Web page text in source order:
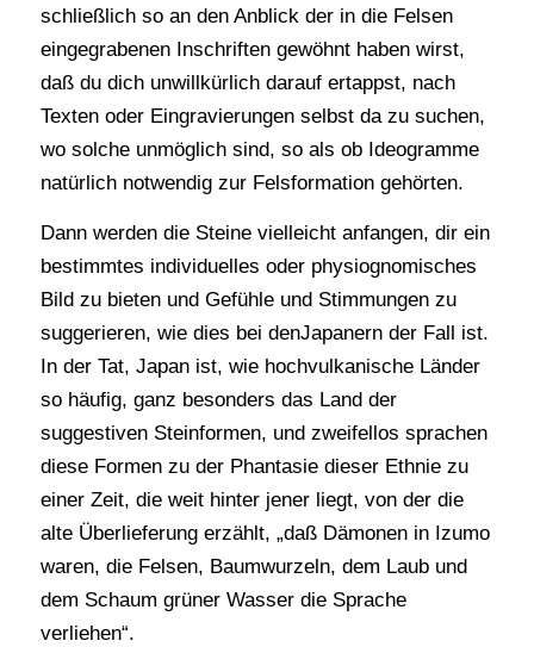
schließlich so an den Anblick der in die Felsen
eingegrabenen Inschriften gewöhnt haben wirst,
daß du dich unwillkürlich darauf ertappst, nach
Texten oder Eingravierungen selbst da zu suchen,
wo solche unmöglich sind, so als ob Ideogramme
natürlich notwendig zur Felsformation gehörten.
Dann werden die Steine vielleicht anfangen, dir ein
bestimmtes individuelles oder physiognomisches
Bild zu bieten und Gefühle und Stimmungen zu
suggerieren, wie dies bei denJapanern der Fall ist.
In der Tat, Japan ist, wie hochvulkanische Länder
so häufig, ganz besonders das Land der
suggestiven Steinformen, und zweifellos sprachen
diese Formen zu der Phantasie dieser Ethnie zu
einer Zeit, die weit hinter jener liegt, von der die
alte Überlieferung erzählt, „daß Dämonen in Izumo
waren, die Felsen, Baumwurzeln, dem Laub und
dem Schaum grüner Wasser die Sprache
verliehen“.